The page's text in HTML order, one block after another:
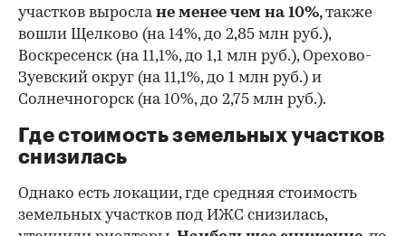
участков вырослане менее чем на 10%,также
вошли Щелково (на 14%, до 2,85 млн руб.),
Воскресенск (на 11,1%, до 1,1 млн руб.), Орехово-
Зуевский округ (на 11,1%, до 1 млн руб.) и
Солнечногорск (на 10%, до 2,75 млн руб.).
Где стоимость земельных участков
снизилась
Однако есть локации, где средняя стоимость
земельных участков под ИЖС снизилась,